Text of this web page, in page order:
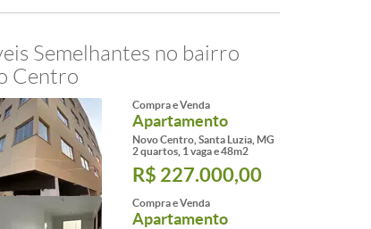
Semelhantes no bairro
Centro
Compra e Venda
Apartamento
Novo Centro, Santa Luzia, MG
2 quartos, 1 vaga e 48m2
R$ 227.000,00
Compra e Venda
Apartamento